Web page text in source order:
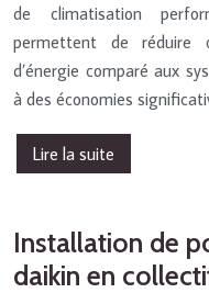
de climatisation
permettent de réduire
d’énergie comparé aux
à des économies
Lire la suite
Installation de
daikin en